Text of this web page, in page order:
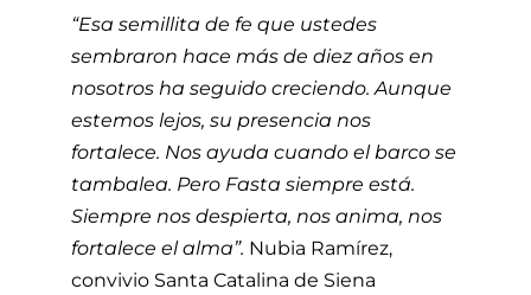
“Esa semillita de fe que ustedes
sembraron hace más de diez años en
nosotros ha seguido creciendo. Aunque
estemos lejos, su presencia nos
fortalece. Nos ayuda cuando el barco se
tambalea. Pero Fasta siempre está.
Siempre nos despierta, nos anima, nos
fortalece el alma”. Nubia Ramírez,
convivio Santa Catalina de Siena